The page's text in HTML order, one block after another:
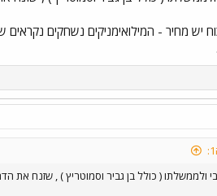
ולממשלתו ( כולל בן גביר וסמוטריץ ) , שזנח